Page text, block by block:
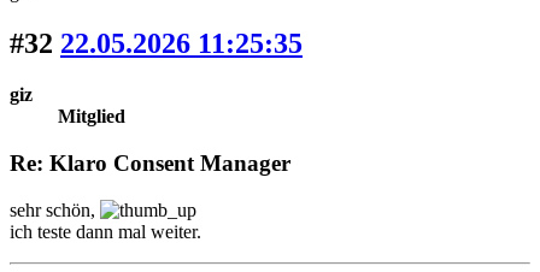
#32 22.05.2026 11:25:35
giz
Mitglied
Re: Klaro Consent Manager
sehr schön,
ich teste dann mal weiter.